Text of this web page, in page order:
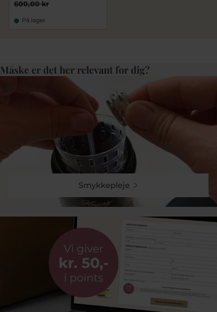
600,00 kr
På lager
Måske er det her relevant for dig?
Smykkepleje